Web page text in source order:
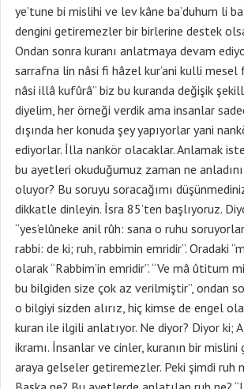
ye’tune bi mislihi ve lev kâne ba’duhum li
dengini getiremezler bir birlerine destek
Ondan sonra kuranı anlatmaya devam
sarrafna lin nâsi fi hâzel kur’ani kulli mesel
nâsi illâ kufûrâ” biz bu kuranda değişik
diyelim, her örneği verdik ama insanlar
dışında her konuda şey yapıyorlar yani
ediyorlar. İlla nankör olacaklar. Anlamak
bu ayetleri okuduğumuz zaman ne
oluyor? Bu soruyu soracağımı
dikkatle dinleyin. İsra 85’ten başlıyoruz.
“yes’elûneke anil rûh: sana o ruhu
rabbi: de ki; ruh, rabbimin emridir”. Oradaki
olarak “Rabbim’in emridir”. “Ve mâ ûtitum
bu bilgiden size çok az verilmiştir”, ondan
o bilgiyi sizden alırız, hiç kimse de engel
kuran ile ilgili anlatıyor. Ne diyor? Diyor ki;
ikramı. İnsanlar ve cinler, kuranın bir
araya gelseler getiremezler. Peki şimdi ruh